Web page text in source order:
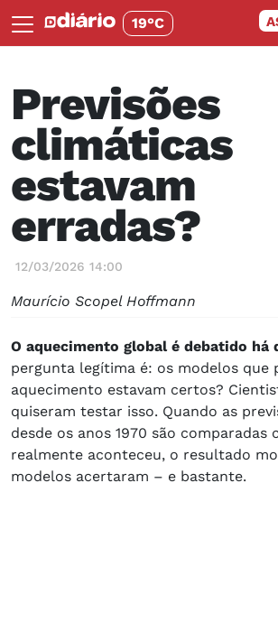
19°C
Previsões
climáticas
estavam
erradas?
12/03/2026 14:00
Maurício Scopel Hoffmann
O aquecimento global é debatido há
pergunta legítima é: os modelos que
aquecimento estavam certos?
quiseram testar isso. Quando as
desde os anos 1970 são comparadas
realmente aconteceu, o resultado
modelos acertaram – e bastante.